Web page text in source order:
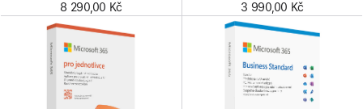
8 290,00 Kč 3 990,00 Kč